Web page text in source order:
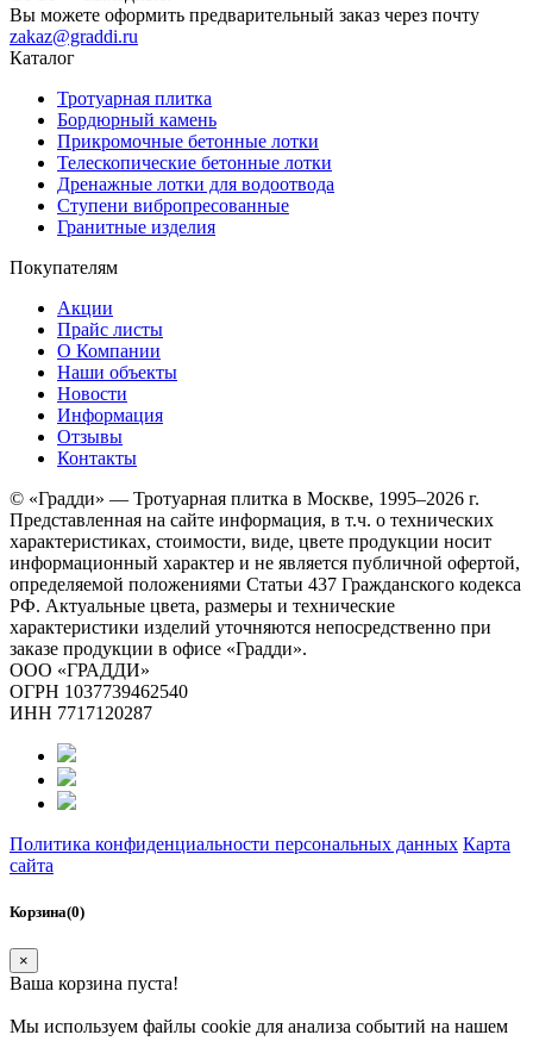
Вы можете оформить предварительный заказ через почту
zakaz@graddi.ru
Каталог
Тротуарная плитка
Бордюрный камень
Прикромочные бетонные лотки
Телескопические бетонные лотки
Дренажные лотки для водоотвода
Ступени вибропресованные
Гранитные изделия
Покупателям
Акции
Прайс листы
О Компании
Наши объекты
Новости
Информация
Отзывы
Контакты
© «Градди» — Тротуарная плитка в Москве, 1995–2026 г.
Представленная на сайте информация, в т.ч. о технических
характеристиках, стоимости, виде, цвете продукции носит
информационный характер и не является публичной офертой,
определяемой положениями Статьи 437 Гражданского кодекса
РФ. Актуальные цвета, размеры и технические
характеристики изделий уточняются непосредственно при
заказе продукции в офисе «Градди».
ООО «ГРАДДИ»
ОГРН 1037739462540
ИНН 7717120287
Политика конфиденциальности персональных данных Карта
сайта
Корзина(0)
×
Ваша корзина пуста!
Мы используем файлы cookie для анализа событий на нашем